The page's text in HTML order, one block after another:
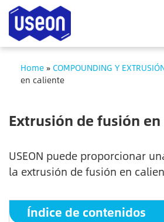
Home» COMPOUNDING Y
en caliente
Extrusión de fusión
USEON puede proporcionar
la extrusión de fusión en
Índice de contenidos